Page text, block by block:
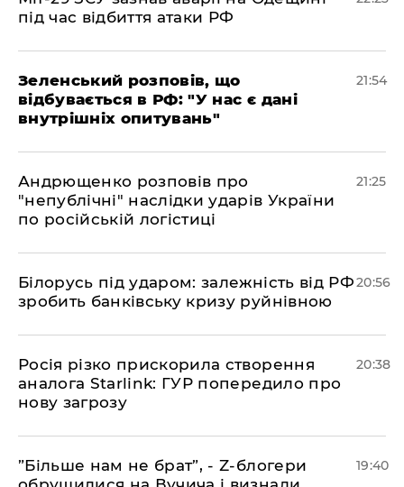
під час відбиття атаки РФ
​Зеленський розповів, що
відбувається в РФ: "У нас є дані
внутрішніх опитувань"
21:54
​Андрющенко розповів про
"непублічні" наслідки ударів України
по російській логістиці
21:25
​Білорусь під ударом: залежність від РФ
зробить банківську кризу руйнівною
20:56
​Росія різко прискорила створення
аналога Starlink: ГУР попередило про
нову загрозу
20:38
​”Більше нам не брат”, - Z-блогери
19:40